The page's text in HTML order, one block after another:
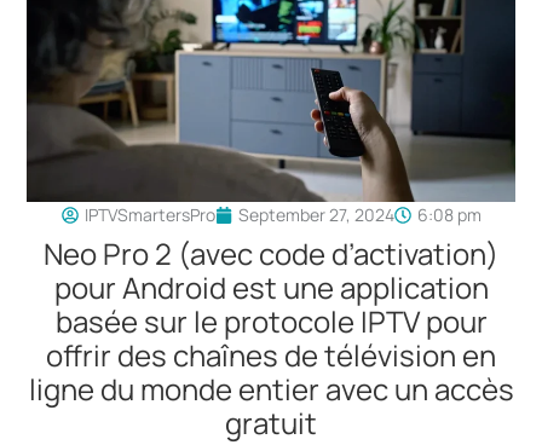
IPTVSmartersPro September 27, 2024 6:08 pm
Neo Pro 2 (avec code d’activation)
pour Android est une application
basée sur le protocole IPTV pour
offrir des chaînes de télévision en
ligne du monde entier avec un accès
gratuit